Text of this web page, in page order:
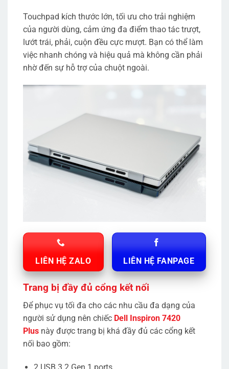
Touchpad kích thước lớn, tối ưu cho trải nghiệm
của người dùng, cảm ứng đa điểm thao tác trượt,
lướt trái, phải, cuộn đều cực mượt. Bạn có thể làm
việc nhanh chóng và hiệu quả mà không cần phải
nhờ đến sự hỗ trợ của chuột ngoài.
LIÊN HỆ ZALO LIÊN HỆ FANPAGE
Trang bị đầy đủ cổng kết nối
Để phục vụ tối đa cho các nhu cầu đa dạng của
người sử dụng nên chiếc Dell Inspiron 7420
Plus này được trang bị khá đầy đủ các cổng kết
nối bao gồm:
2 USB 3.2 Gen 1 ports